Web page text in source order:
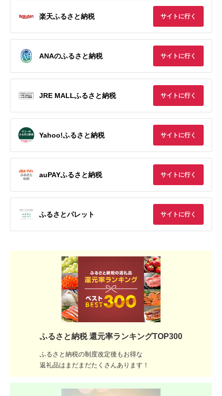
楽天ふるさと納税 サイトに行く
ANAのふるさと納税 サイトに行く
JRE MALLふるさと納税 サイトに行く
Yahoo!ふるさと納税 サイトに行く
auPAYふるさと納税 サイトに行く
ふるさとパレット サイトに行く
ふるさと納税 還元率ランキングTOP300
ふるさと納税の制度改定後もお得な
返礼品はまだまだたくさんあります！